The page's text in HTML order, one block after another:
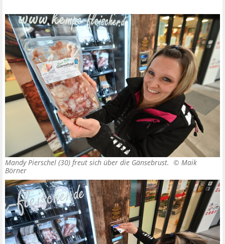
Mandy Pierschel (30) freut sich über die Gänsebrust. © Maik
Börner